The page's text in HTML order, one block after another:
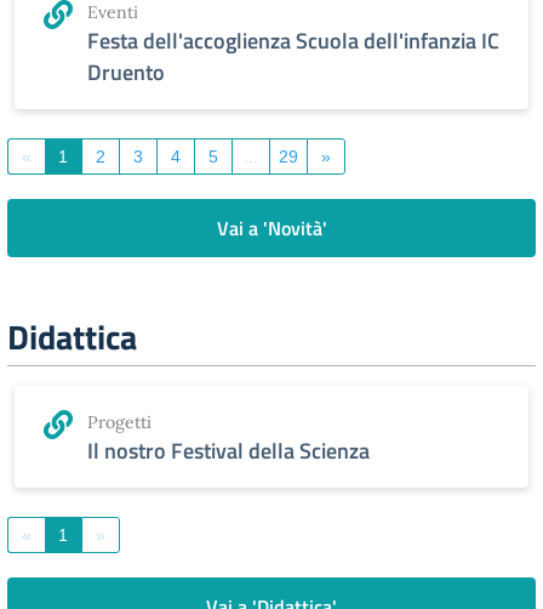
Eventi
Festa dell'accoglienza Scuola dell'infanzia IC
Druento
« 1 2 3 4 5 29 »
Vai a 'Novità'
Didattica
Progetti
Il nostro Festival della Scienza
« 1 »